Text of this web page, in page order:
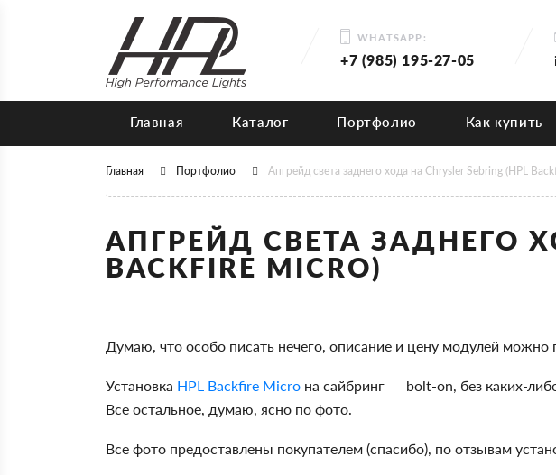
WHATSAPP:
+7 (985) 195-27-05
Главная Каталог Портфолио Как купить
Главная Портфолио Апгрейд света заднего хода на Chrysler Sebring (HPL
АПГРЕЙД СВЕТА ЗАДНЕГО
BACKFIRE MICRO)
Думаю, что особо писать нечего, описание и цену модулей можно
Установка HPL Backfire Micro на сайбринг — bolt-on, без каких-
Все остальное, думаю, ясно по фото.
Все фото предоставлены покупателем (спасибо), по отзывам